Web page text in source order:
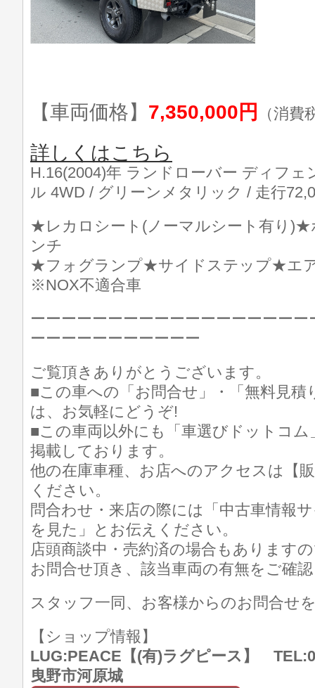
【車両価格】 7,350,000円 （消費
詳しくはこちら
H.16(2004)年 ランドローバー ディフェ
ル 4WD / グリーンメタリック / 走行
★レカロシート(ノーマルシート有り
ンチ
★フォグランプ★サイドステップ★エ
※NOX不適合車
ーーーーーーーーーーーーーーーーー
ーーーーーーーーーーー
ご覧頂きありがとうございます。
■この車への「お問合せ」・「無料見積
は、お気軽にどうぞ!
■この車両以外にも「車選びドットコ
掲載しております。
他の在庫車種、お店へのアクセスは【
ください。
問合わせ・来店の際には「中古車情報
を見た」とお伝えください。
店頭商談中・売約済の場合もあります
お問合せ頂き、該当車両の有無をご確
スタッフ一同、お客様からのお問合せ
【ショップ情報】
LUG:PEACE【(有)ラグピース】
曳野市河原城